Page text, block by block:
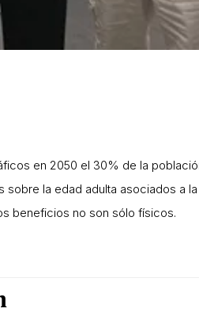
en 2050 el 30% de la
la edad adulta asociados a
beneficios no son sólo físicos.